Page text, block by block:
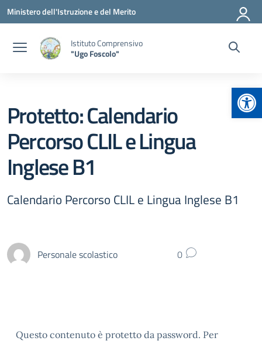
Vai ai contenuti
Vai al menu di navigazione
Vai al footer
Ministero dell'Istruzione e del Merito
Istituto Comprensivo
"Ugo Foscolo"
Protetto: Calendario
Percorso CLIL e Lingua
Inglese B1
Calendario Percorso CLIL e Lingua Inglese B1
Personale scolastico 0
Questo contenuto è protetto da password. Per